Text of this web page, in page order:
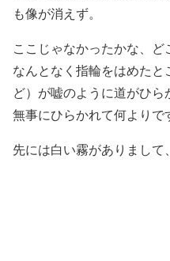
も像が消えず。
ここじゃなかったかな、
なんとなく指輪をはめた
ど）が嘘のように道がひら
無事にひらかれて何よりで
先には白い霧がありまして、